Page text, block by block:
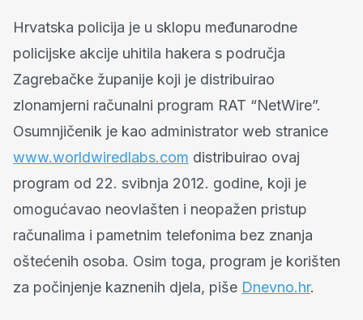
Hrvatska policija je u sklopu međunarodne
policijske akcije uhitila hakera s područja
Zagrebačke županije koji je distribuirao
zlonamjerni računalni program RAT “NetWire”.
Osumnjičenik je kao administrator web stranice
www.worldwiredlabs.com distribuirao ovaj
program od 22. svibnja 2012. godine, koji je
omogućavao neovlašten i neopažen pristup
računalima i pametnim telefonima bez znanja
oštećenih osoba. Osim toga, program je korišten
za počinjenje kaznenih djela, piše Dnevno.hr.